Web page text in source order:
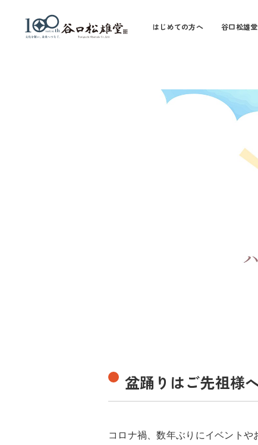
はじめての方へ 谷口松雄
盆踊りはご先祖様
コロナ禍、数年ぶりにイベントや